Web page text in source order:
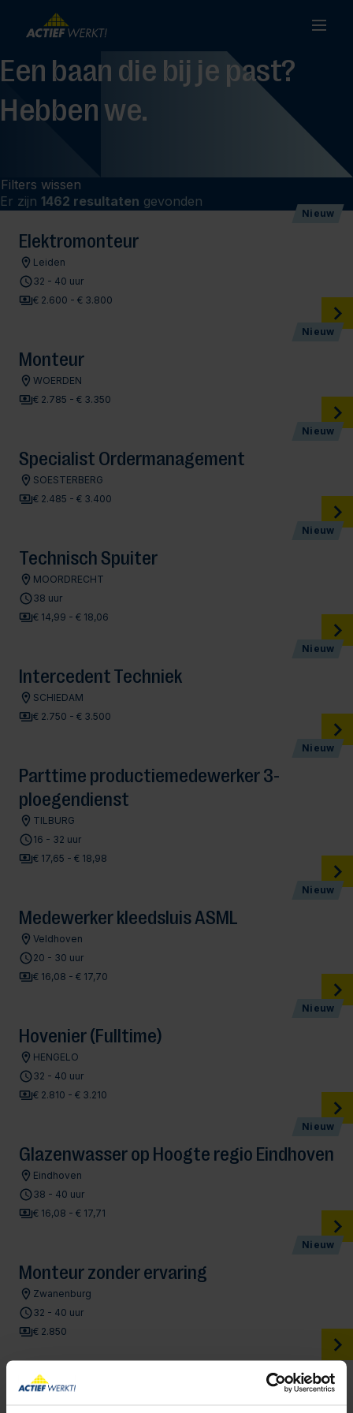
Een baan die bij je past?
Hebben we.
Filters wissen
Er zijn 1462 resultaten gevonden
Nieuw
Elektromonteur
Leiden
32 - 40 uur
€ 2.600 - € 3.800
Nieuw
Monteur
WOERDEN
€ 2.785 - € 3.350
Nieuw
Specialist Ordermanagement
SOESTERBERG
€ 2.485 - € 3.400
Nieuw
Technisch Spuiter
MOORDRECHT
38 uur
€ 14,99 - € 18,06
Nieuw
Intercedent Techniek
SCHIEDAM
€ 2.750 - € 3.500
Nieuw
Parttime productiemedewerker 3-
ploegendienst
TILBURG
16 - 32 uur
€ 17,65 - € 18,98
Nieuw
Medewerker kleedsluis ASML
Veldhoven
20 - 30 uur
€ 16,08 - € 17,70
Nieuw
Hovenier (Fulltime)
HENGELO
32 - 40 uur
€ 2.810 - € 3.210
Nieuw
Glazenwasser op Hoogte regio Eindhoven
Eindhoven
38 - 40 uur
€ 16,08 - € 17,71
Nieuw
Monteur zonder ervaring
Zwanenburg
32 - 40 uur
€ 2.850
Schoonmaker Utrecht